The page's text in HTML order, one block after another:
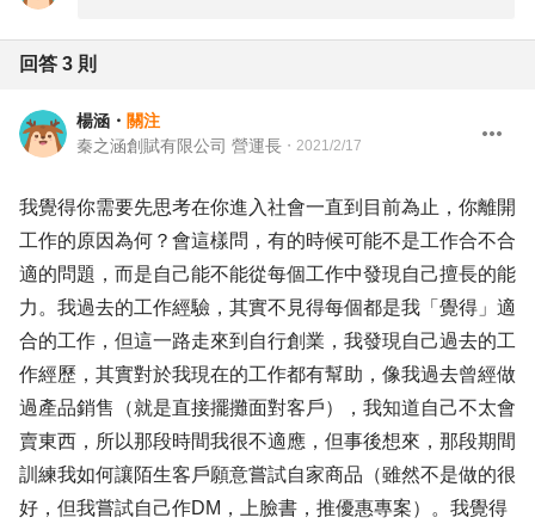
回答 3 則
楊涵 ・ 關注
秦之涵創賦有限公司 營運長 ・ 2021/2/17
我覺得你需要先思考在你進入社會一直到目前為止，你離開
工作的原因為何？會這樣問，有的時候可能不是工作合不合
適的問題，而是自己能不能從每個工作中發現自己擅長的能
力。我過去的工作經驗，其實不見得每個都是我「覺得」適
合的工作，但這一路走來到自行創業，我發現自己過去的工
作經歷，其實對於我現在的工作都有幫助，像我過去曾經做
過產品銷售（就是直接擺攤面對客戶），我知道自己不太會
賣東西，所以那段時間我很不適應，但事後想來，那段期間
訓練我如何讓陌生客戶願意嘗試自家商品（雖然不是做的很
好，但我嘗試自己作DM，上臉書，推優惠專案）。我覺得